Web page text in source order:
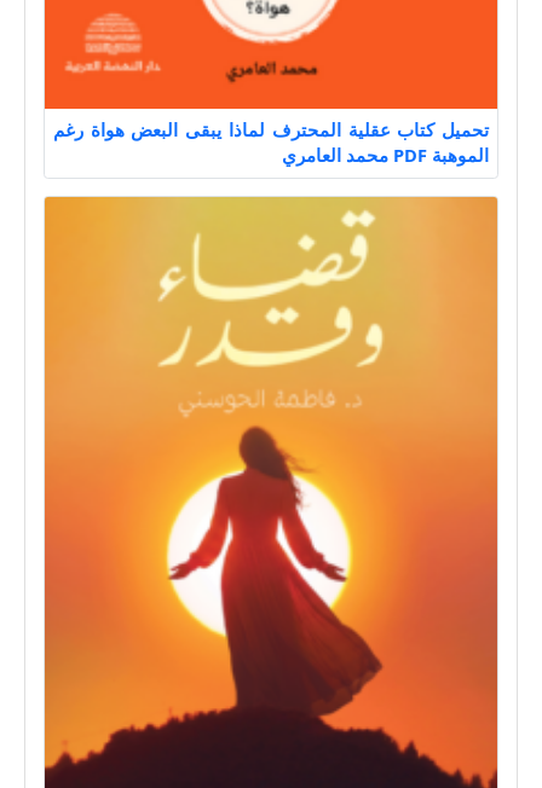
تحميل كتاب عقلية المحترف لماذا يبقى البعض هواة رغم
الموهبة PDF محمد العامري